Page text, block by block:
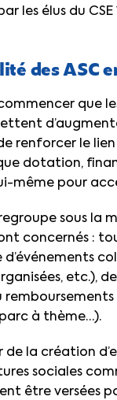
les élus du
des ASC
que
renforcer le lien
dotation,
même pour
sous la
concernés :
etc.),
à thème…).
de la création
sociales
être versées